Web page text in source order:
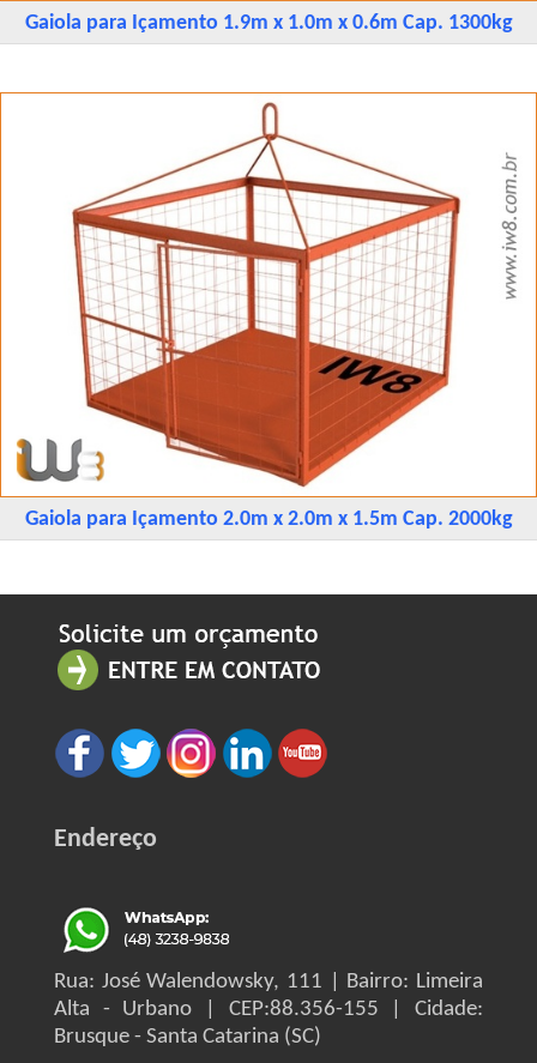
Gaiola para Içamento 1.9m x 1.0m x 0.6m Cap. 1300kg
Gaiola para Içamento 2.0m x 2.0m x 1.5m Cap. 2000kg
Endereço
Rua: José Walendowsky, 111 | Bairro: Limeira
Alta - Urbano | CEP:88.356-155 | Cidade:
Brusque - Santa Catarina (SC)